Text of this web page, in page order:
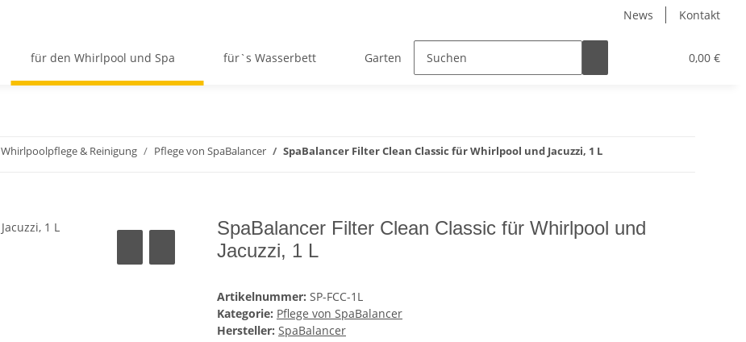
News Kontakt
0,00 €
für den Whirlpool und Spa für`s Wasserbett Gartenduschen und Saunazubehör Herde
Whirlpoolpflege & Reinigung Pflege von SpaBalancer SpaBalancer Filter Clean Classic für Whirlpool und Jacuzzi, 1 L
SpaBalancer Filter Clean Classic für Whirlpool und
Jacuzzi, 1 L
Artikelnummer: SP-FCC-1L
Kategorie: Pflege von SpaBalancer
Hersteller: SpaBalancer